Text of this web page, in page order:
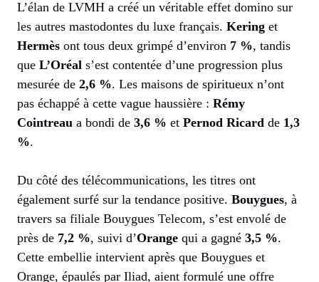
L’élan de LVMH a créé un véritable effet domino sur
les autres mastodontes du luxe français. Kering et
Hermès ont tous deux grimpé d’environ 7 %, tandis
que L’Oréal s’est contentée d’une progression plus
mesurée de 2,6 %. Les maisons de spiritueux n’ont
pas échappé à cette vague haussière : Rémy
Cointreau a bondi de 3,6 % et Pernod Ricard de 1,3
%.
Du côté des télécommunications, les titres ont
également surfé sur la tendance positive. Bouygues, à
travers sa filiale Bouygues Telecom, s’est envolé de
près de 7,2 %, suivi d’Orange qui a gagné 3,5 %.
Cette embellie intervient après que Bouygues et
Orange, épaulés par Iliad, aient formulé une offre